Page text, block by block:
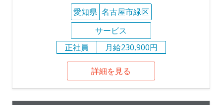
愛知県 名古屋市緑区
サービス
正社員
月給230,900円
詳細を見る